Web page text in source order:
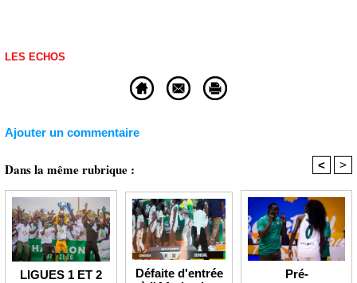
LES ECHOS
Ajouter un commentaire
Dans la même rubrique : < >
LIGUES 1 ET 2
Défaite d'entrée
Pré-